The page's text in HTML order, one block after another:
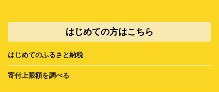
はじめての方はこちら
はじめてのふるさと納税
寄付上限額を調べる